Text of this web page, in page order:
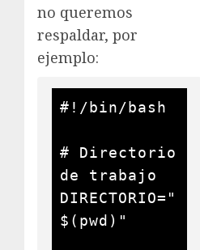
no queremos
respaldar, por
ejemplo:
#!/bin/bash
# Directorio
de trabajo
DIRECTORIO="
$(pwd)"